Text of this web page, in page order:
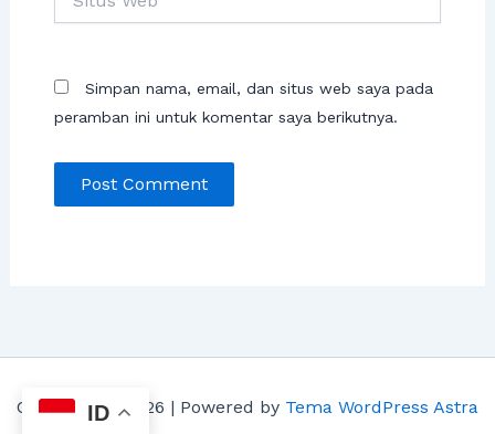
Web
Simpan nama, email, dan situs web saya pada
peramban ini untuk komentar saya berikutnya.
Copyright © 2026 | Powered by Tema WordPress Astra
ID